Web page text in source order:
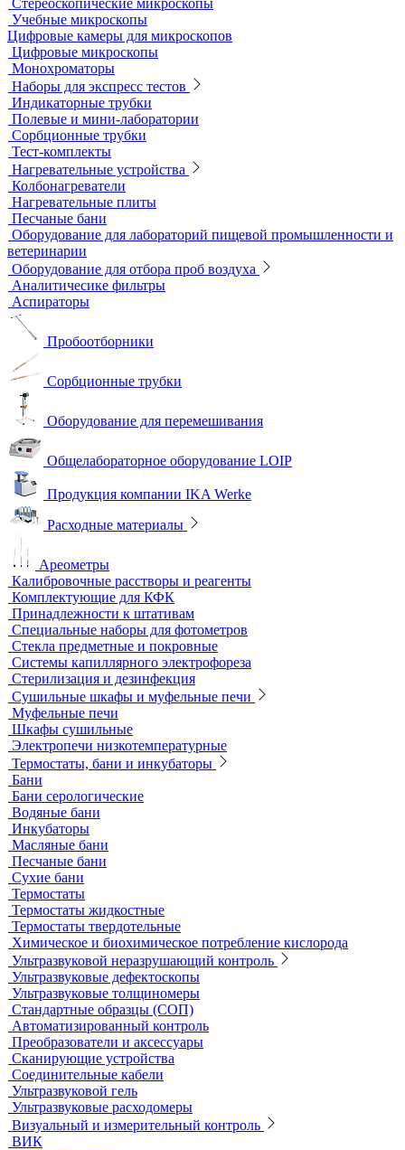
Мерная посуда
Посуда общего назначения
Центрифужные пробирки
Микроскопы
Инвертируемые микроскопы
Комплектующие к микроскопам
Лабораторные микроскопы
Люминесцентные микроскопы
Металлографические микроскопы
Объективы для микроскопов
Окуляры для микроскопов
Поляризационные микроскопы
Стереоскопические микроскопы
Учебные микроскопы
Цифровые камеры для микроскопов
Цифровые микроскопы
Монохроматоры
Наборы для экспресс тестов
Индикаторные трубки
Полевые и мини-лаборатории
Сорбционные трубки
Тест-комплекты
Нагревательные устройства
Колбонагреватели
Нагревательные плиты
Песчаные бани
Оборудование для лабораторий пищевой промышленности и
ветеринарии
Оборудование для отбора проб воздуха
Аналитичесике фильтры
Аспираторы
Сорбционные трубки
Оборудование для перемешивания
Общелабораторное оборудование LOIP
Продукция компании IKA Werke
Расходные материалы
Ареометры
Калибровочные расстворы и реагенты
Комплектующие для КФК
Принадлежности к штативам
Специальные наборы для фотометров
Стекла предметные и покровные
Системы капиллярного электрофореза
Стерилизация и дезинфекция
Сушильные шкафы и муфельные печи
Муфельные печи
Шкафы сушильные
Электропечи низкотемпературные
Термостаты, бани и инкубаторы
Бани
Бани серологические
Водяные бани
Инкубаторы
Масляные бани
Песчаные бани
Сухие бани
Термостаты
Термостаты жидкостные
Термостаты твердотельные
Химическое и биохимическое потребление кислорода